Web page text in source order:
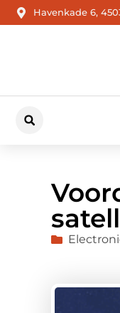
Havenkade 6,